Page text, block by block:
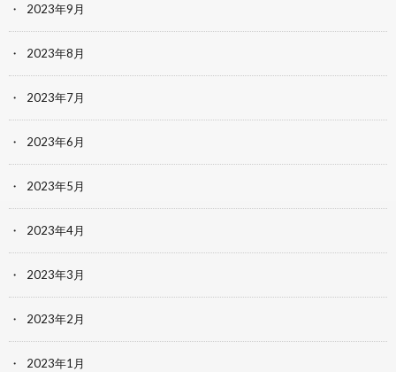
2023年9月
2023年8月
2023年7月
2023年6月
2023年5月
2023年4月
2023年3月
2023年2月
2023年1月